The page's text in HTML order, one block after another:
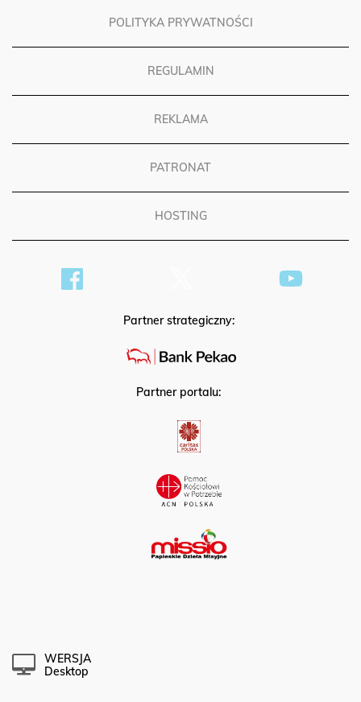
POLITYKA PRYWATNOŚCI
REGULAMIN
REKLAMA
PATRONAT
HOSTING
Partner strategiczny:
Partner portalu:
WERSJA
Desktop